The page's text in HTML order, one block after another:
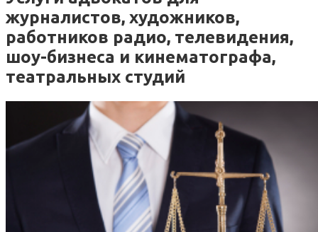
журналистов, художников,
работников радио, телевидения,
шоу-бизнеса и кинематографа,
театральных студий